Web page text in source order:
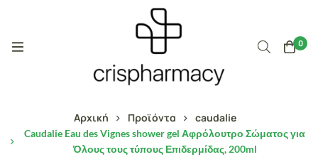
0
Αρχική Προϊόντα caudalie
Caudalie Eau des Vignes shower gel Αφρόλουτρο Σώματος για
Όλους τους τύπους Επιδερμίδας, 200ml